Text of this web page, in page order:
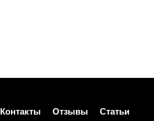
Контакты Отзывы Статьи